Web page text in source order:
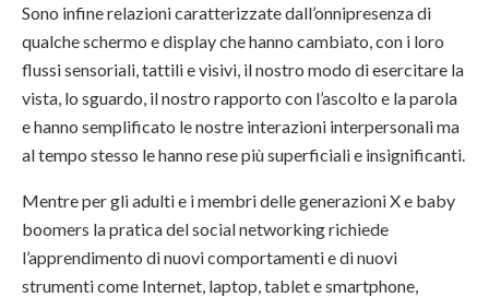
Sono infine relazioni caratterizzate dall’onnipresenza di
qualche schermo e display che hanno cambiato, con i loro
flussi sensoriali, tattili e visivi, il nostro modo di esercitare la
vista, lo sguardo, il nostro rapporto con l’ascolto e la parola
e hanno semplificato le nostre interazioni interpersonali ma
al tempo stesso le hanno rese più superficiali e insignificanti.
Mentre per gli adulti e i membri delle generazioni X e baby
boomers la pratica del social networking richiede
l’apprendimento di nuovi comportamenti e di nuovi
strumenti come Internet, laptop, tablet e smartphone,